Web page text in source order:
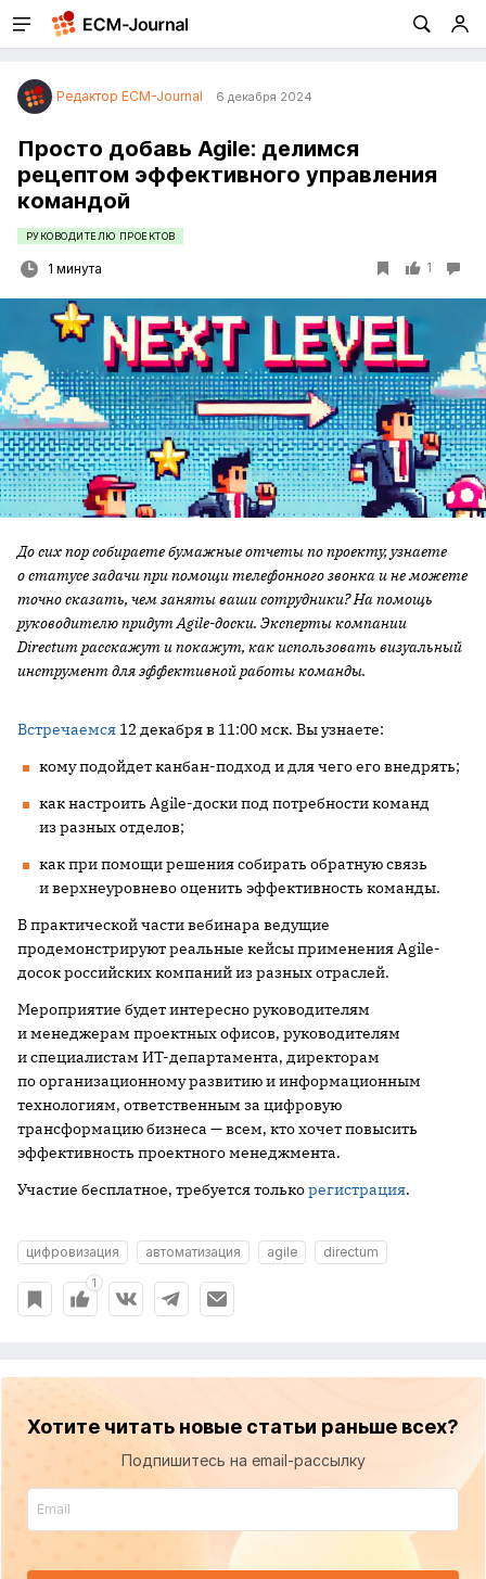
Редактор ECM-Journal 6 декабря 2024
Просто добавь Agile: делимся
рецептом эффективного управления
командой
РУКОВОДИТЕЛЮ ПРОЕКТОВ
1 минута 1
До сих пор собираете бумажные отчеты по проекту, узнаете
о статусе задачи при помощи телефонного звонка и не можете
точно сказать, чем заняты ваши сотрудники? На помощь
руководителю придут Agile-доски. Эксперты компании
Directum расскажут и покажут, как использовать визуальный
инструмент для эффективной работы команды.
Встречаемся 12 декабря в 11:00 мск. Вы узнаете:
кому подойдет канбан-подход и для чего его внедрять;
как настроить Agile-доски под потребности команд
из разных отделов;
как при помощи решения собирать обратную связь
и верхнеуровнево оценить эффективность команды.
В практической части вебинара ведущие
продемонстрируют реальные кейсы применения Agile-
досок российских компаний из разных отраслей.
Мероприятие будет интересно руководителям
и менеджерам проектных офисов, руководителям
и специалистам ИТ-департамента, директорам
по организационному развитию и информационным
технологиям, ответственным за цифровую
трансформацию бизнеса — всем, кто хочет повысить
эффективность проектного менеджмента.
Участие бесплатное, требуется толькорегистрация.
цифровизация автоматизация agile directum
1
Хотите читать новые статьи раньше всех?
Подпишитесь на email-рассылку